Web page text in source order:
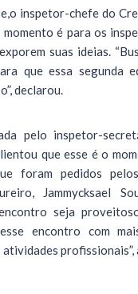
inspetor-chefe do
é para os
suas ideias.
que essa segunda
declarou.
pelo inspetor-
que esse é o
foram pedidos
Jammycksael
seja
encontro com
atividades profissionais”,